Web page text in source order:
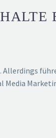
Media